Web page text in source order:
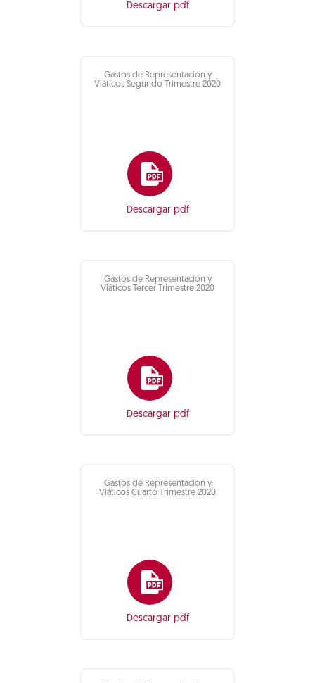
Descargar pdf
Gastos de Representación y
Viáticos Segundo Trimestre 2020
Descargar pdf
Gastos de Representación y
Viáticos Tercer Trimestre 2020
Descargar pdf
Gastos de Representación y
Viáticos Cuarto Trimestre 2020
Descargar pdf